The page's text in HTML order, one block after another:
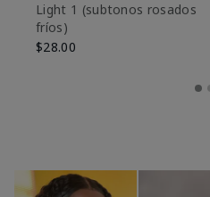
Light 1​ (subtonos rosados
fríos)
$28.00